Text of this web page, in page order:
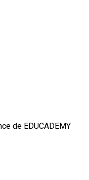
de EDUCADEMY